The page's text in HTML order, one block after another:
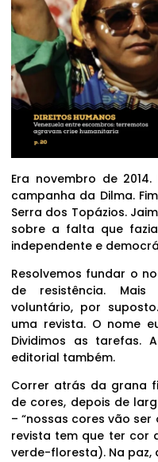
Era novembro de
campanha da Dilma.
Serra dos Topázios.
sobre a falta que
independente e
Resolvemos fundar o
de resistência.
voluntário, por
uma revista. O nome
Dividimos as tarefas.
editorial também.
Correr atrás da grana
de cores, depois de
– “nossas cores vão
revista tem que ter cor
verde-floresta). Na paz,